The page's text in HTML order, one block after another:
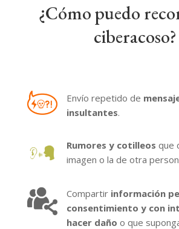
¿Cómo puedo
ciberacoso?
Envío repetido de
insultantes.
Rumores y cotilleos que
imagen o la de otra
Compartir información
consentimiento y con
hacer daño o que